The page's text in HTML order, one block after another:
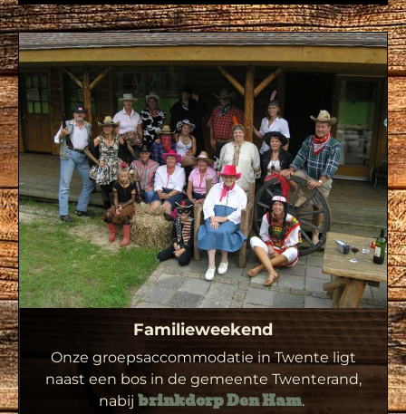
Familieweekend
Onze groepsaccommodatie in Twente ligt
naast een bos in de gemeente Twenterand,
nabij brinkdorp Den Ham.